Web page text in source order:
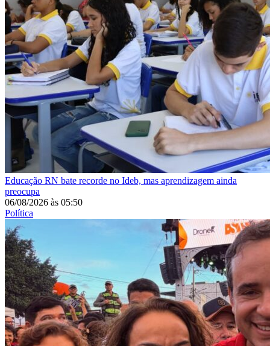
Educação RN bate recorde no Ideb, mas aprendizagem ainda
preocupa
06/08/2026 às 05:50
Política